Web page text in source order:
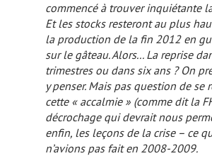
commencé à trouver inquiétante
Et les stocks resteront au plus
la production de la fin 2012 en
sur le gâteau. Alors... La reprise
trimestres ou dans six ans ? On
y penser. Mais pas question de se
cette « accalmie » (comme dit la
décrochage qui devrait nous
enfin, les leçons de la crise – ce
n’avions pas fait en 2008-2009.